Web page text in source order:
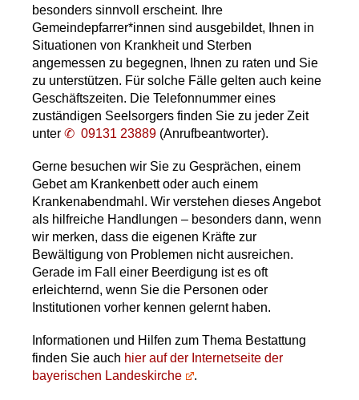
besonders sinnvoll erscheint. Ihre
Gemeindepfarrer*innen sind ausgebildet, Ihnen in
Situationen von Krankheit und Sterben
angemessen zu begegnen, Ihnen zu raten und Sie
zu unterstützen. Für solche Fälle gelten auch keine
Geschäftszeiten. Die Telefonnummer eines
zuständigen Seelsorgers finden Sie zu jeder Zeit
unter
09131 23889 (Anrufbeantworter).
Gerne besuchen wir Sie zu Gesprächen, einem
Gebet am Krankenbett oder auch einem
Krankenabendmahl. Wir verstehen dieses Angebot
als hilfreiche Handlungen – besonders dann, wenn
wir merken, dass die eigenen Kräfte zur
Bewältigung von Problemen nicht ausreichen.
Gerade im Fall einer Beerdigung ist es oft
erleichternd, wenn Sie die Personen oder
Institutionen vorher kennen gelernt haben.
Informationen und Hilfen zum Thema Bestattung
finden Sie auch hier auf der Internetseite der
bayerischen Landeskirche
.